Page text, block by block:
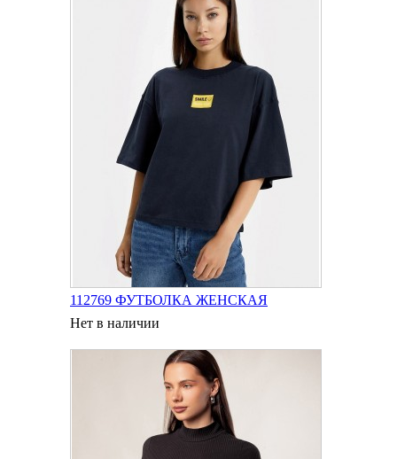
112769 ФУТБОЛКА ЖЕНСКАЯ
Нет в наличии